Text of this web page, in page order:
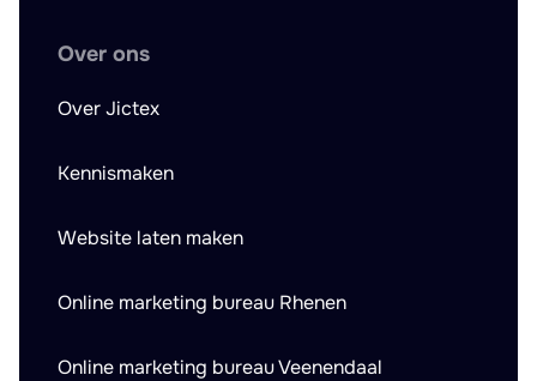
Over ons
Over Jictex
Kennismaken
Website laten maken
Online marketing bureau Rhenen
Online marketing bureau Veenendaal